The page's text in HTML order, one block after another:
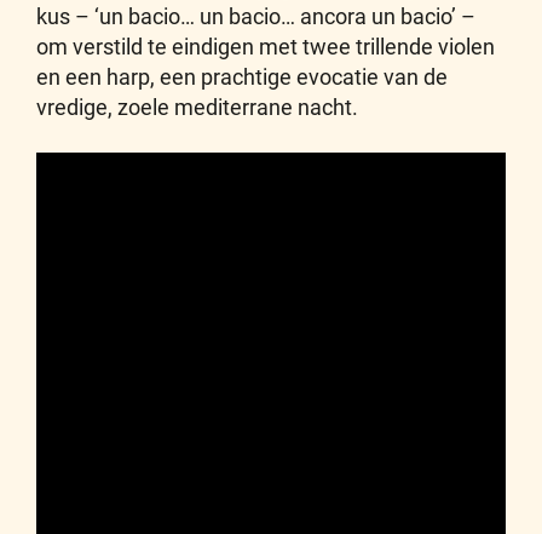
kus – ‘un bacio… un bacio… ancora un bacio’ –
om verstild te eindigen met twee trillende violen
en een harp, een prachtige evocatie van de
vredige, zoele mediterrane nacht.